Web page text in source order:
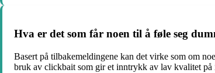
Hva er det som får noen til å føle seg
Basert på tilbakemeldingene kan det virke som om
bruk av clickbait som gir et inntrykk av lav kvalitet på